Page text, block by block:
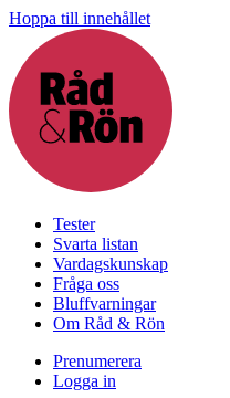
Hoppa till innehållet
Tester
Svarta listan
Vardagskunskap
Fråga oss
Bluffvarningar
Om Råd & Rön
Prenumerera
Logga in